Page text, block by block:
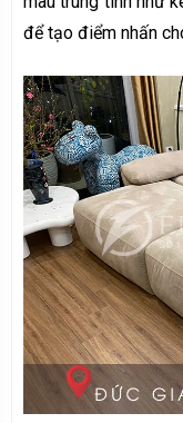
để tạo điểm nhấn